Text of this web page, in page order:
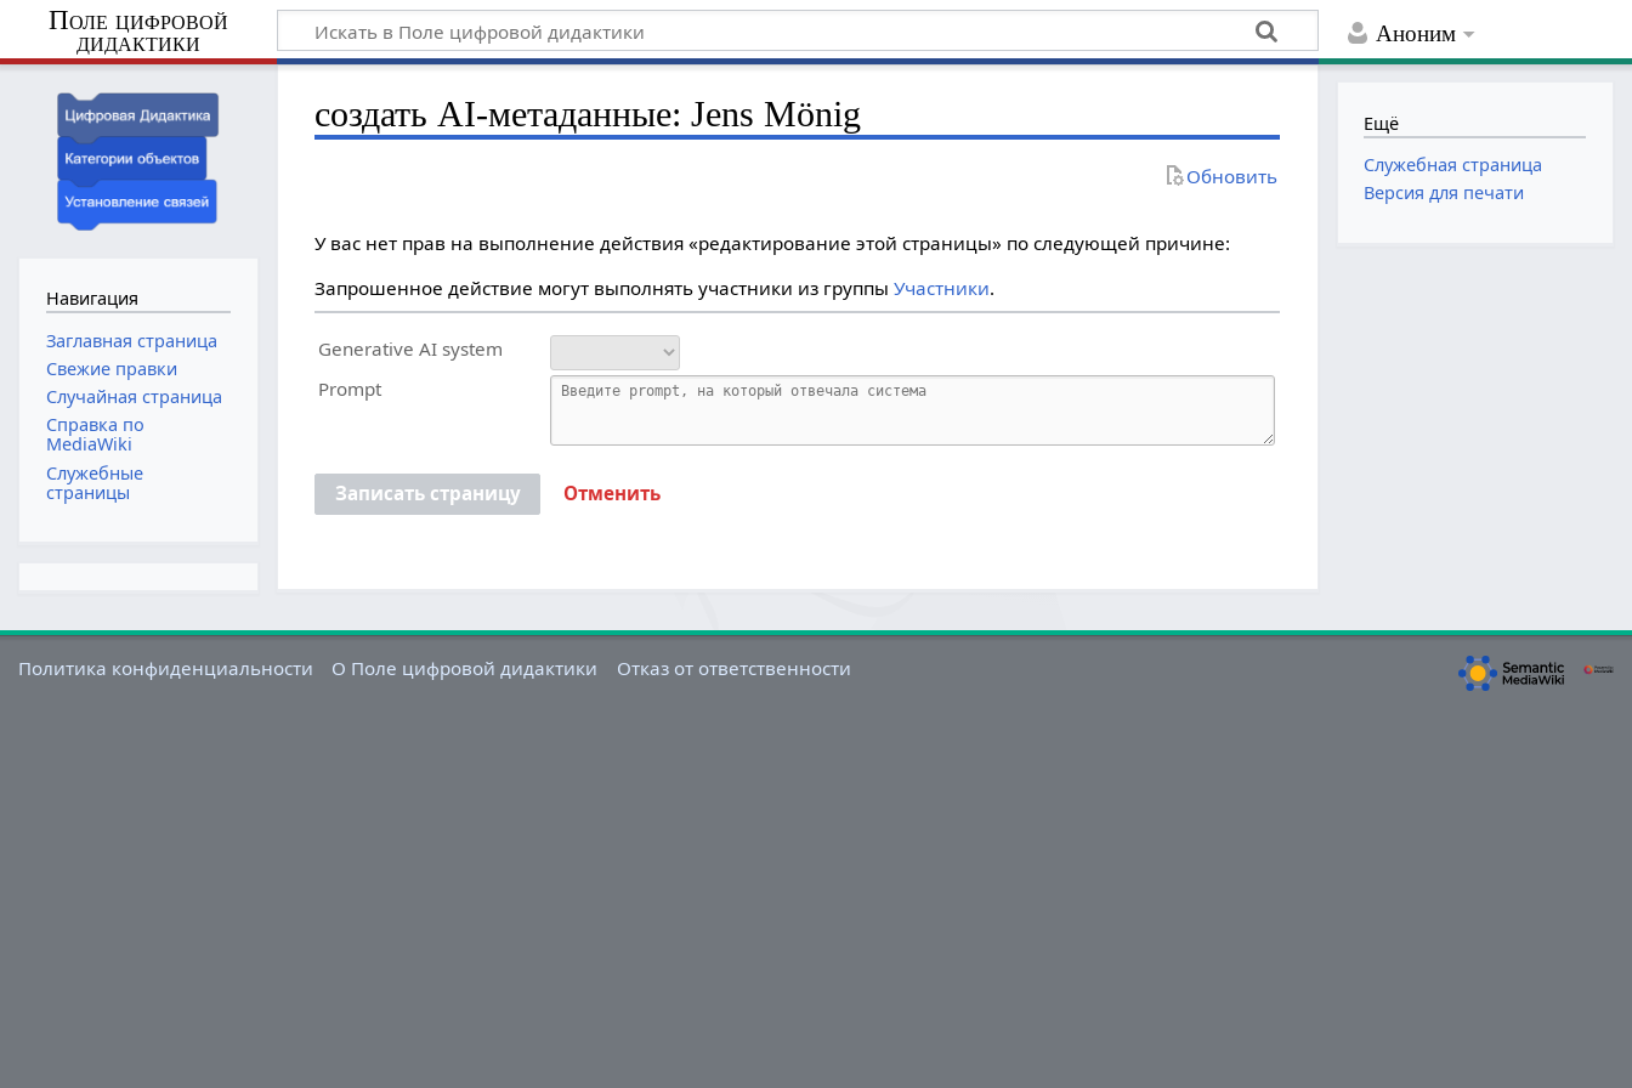
Аноним
Поле цифровой
дидактики
создать AI-метаданные: Jens Mönig
Обновить
У вас нет прав на выполнение действия «редактирование этой страницы» по следующей причине:
Запрошенное действие могут выполнять участники из группыУчастники.
Generative AI system
Prompt
Записать страницу Отменить
Навигация
Заглавная страница
Свежие правки
Случайная страница
Справка по
MediaWiki
Служебные
страницы
Ещё
Служебная страница
Версия для печати
Политика конфиденциальности О Поле цифровой дидактики Отказ от ответственности